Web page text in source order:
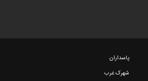
پاسداران
شهرک غرب